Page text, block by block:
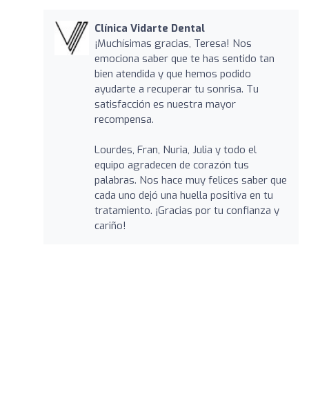
Clínica Vidarte Dental
¡Muchísimas gracias, Teresa! Nos
emociona saber que te has sentido tan
bien atendida y que hemos podido
ayudarte a recuperar tu sonrisa. Tu
satisfacción es nuestra mayor
recompensa.
Lourdes, Fran, Nuria, Julia y todo el
equipo agradecen de corazón tus
palabras. Nos hace muy felices saber que
cada uno dejó una huella positiva en tu
tratamiento. ¡Gracias por tu confianza y
cariño!